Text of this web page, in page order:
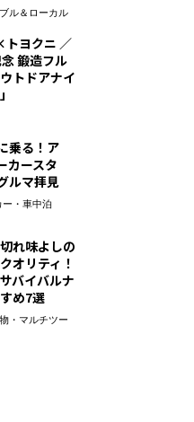
ル＆ローカル
ヨクニ ／
鍛造フル
トドアナイ
乗る！ア
カースタ
ルマ拝見
ー・車中泊
れ味よしの
オリティ！
バイバルナ
め7選
・マルチツー